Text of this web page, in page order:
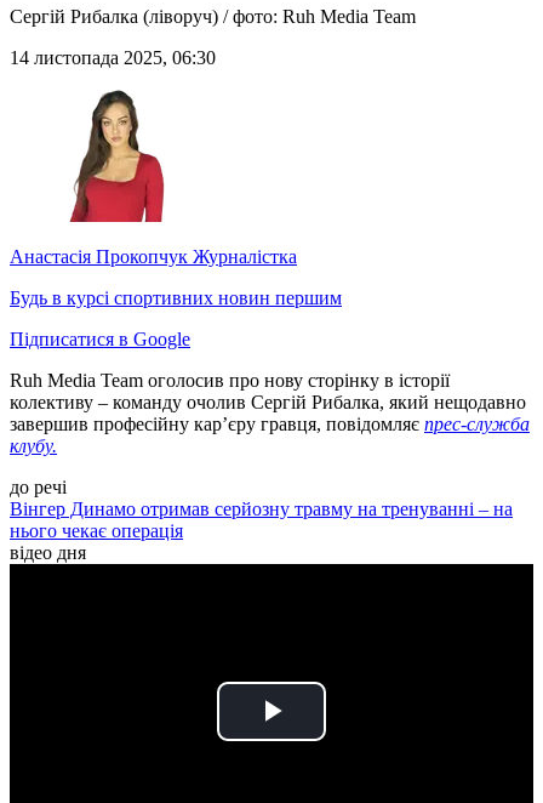
Сергій Рибалка (ліворуч) / фото: Ruh Media Team
14 листопада 2025, 06:30
Анастасія Прокопчук Журналістка
Будь в курсі спортивних новин першим
Підписатися в Google
Ruh Media Team оголосив про нову сторінку в історії
колективу – команду очолив Сергій Рибалка, який нещодавно
завершив професійну кар’єру гравця, повідомляє прес-служба
клубу.
до речі
Вінгер Динамо отримав серйозну травму на тренуванні – на
нього чекає операція
відео дня
Play